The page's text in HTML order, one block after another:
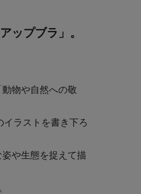
ップブラ」。
物や自然への敬
イラストを書き下ろ
や生態を捉えて描